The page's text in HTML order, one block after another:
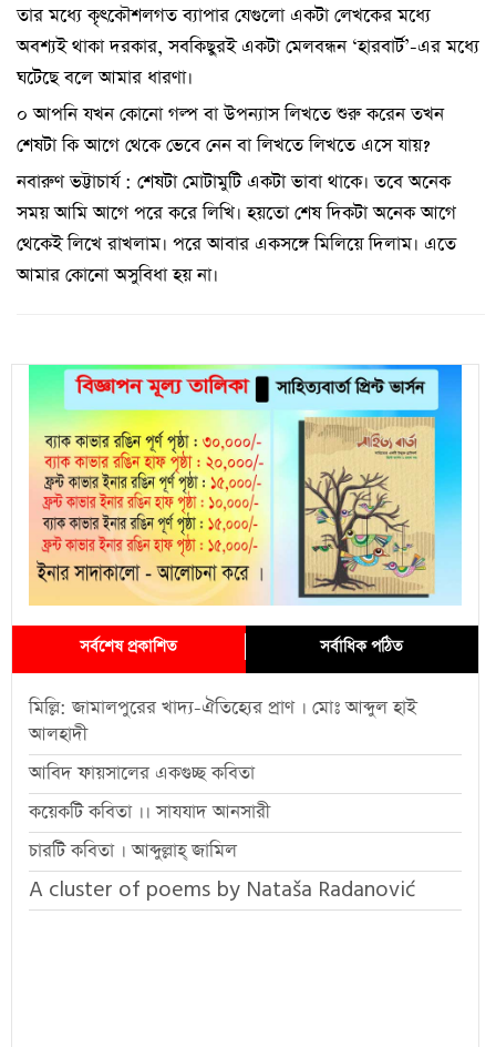
তার মধ্যে কৃৎকৌশলগত ব্যাপার যেগুলো একটা লেখকের মধ্যে
অবশ্যই থাকা দরকার, সবকিছুরই একটা মেলবন্ধন ‘হারবার্ট’-এর মধ্যে
ঘটেছে বলে আমার ধারণা।
০ আপনি যখন কোনো গল্প বা উপন্যাস লিখতে শুরু করেন তখন
শেষটা কি আগে থেকে ভেবে নেন বা লিখতে লিখতে এসে যায়?
নবারুণ ভট্টাচার্য : শেষটা মোটামুটি একটা ভাবা থাকে। তবে অনেক
সময় আমি আগে পরে করে লিখি। হয়তো শেষ দিকটা অনেক আগে
থেকেই লিখে রাখলাম। পরে আবার একসঙ্গে মিলিয়ে দিলাম। এতে
আমার কোনো অসুবিধা হয় না।
সর্বশেষ প্রকাশিত সর্বাধিক পঠিত
মিল্লি: জামালপুরের খাদ্য-ঐতিহ্যের প্রাণ । মোঃ আব্দুল হাই
আলহাদী
আবিদ ফায়সালের একগুচ্ছ কবিতা
কয়েকটি কবিতা ।। সাযযাদ আনসারী
চারটি কবিতা । আব্দুল্লাহ্ জামিল
A cluster of poems by Nataša Radanović